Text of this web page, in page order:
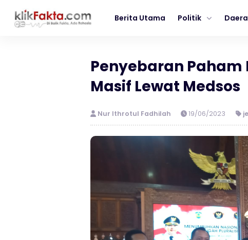
Berita Utama Politik
Penyebaran
Masif Lewat Medsos
Nur Ithrotul Fadhilah 19/06/2023